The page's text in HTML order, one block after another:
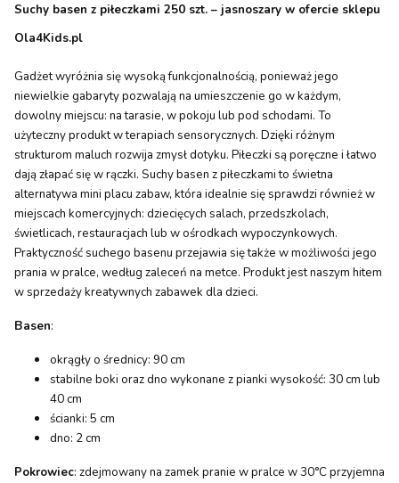
Suchy basen z piłeczkami 250 szt. – jasnoszary w ofercie sklepu
Ola4Kids.pl
Gadżet wyróżnia się wysoką funkcjonalnością, ponieważ jego
niewielkie gabaryty pozwalają na umieszczenie go w każdym,
dowolny miejscu: na tarasie, w pokoju lub pod schodami. To
użyteczny produkt w terapiach sensorycznych. Dzięki różnym
strukturom maluch rozwija zmysł dotyku. Piłeczki są poręczne i łatwo
dają złapać się w rączki. Suchy basen z piłeczkami to świetna
alternatywa mini placu zabaw, która idealnie się sprawdzi również w
miejscach komercyjnych: dziecięcych salach, przedszkolach,
świetlicach, restauracjach lub w ośrodkach wypoczynkowych.
Praktyczność suchego basenu przejawia się także w możliwości jego
prania w pralce, według zaleceń na metce. Produkt jest naszym hitem
w sprzedaży kreatywnych zabawek dla dzieci.
Basen:
okrągły o średnicy: 90 cm
stabilne boki oraz dno wykonane z pianki wysokość: 30 cm lub
40 cm
ścianki: 5 cm
dno: 2 cm
Pokrowiec: zdejmowany na zamek pranie w pralce w 30°C przyjemna